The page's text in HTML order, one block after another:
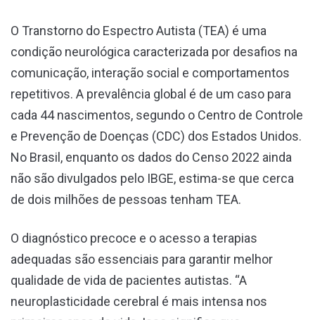
O Transtorno do Espectro Autista (TEA) é uma
condição neurológica caracterizada por desafios na
comunicação, interação social e comportamentos
repetitivos. A prevalência global é de um caso para
cada 44 nascimentos, segundo o Centro de Controle
e Prevenção de Doenças (CDC) dos Estados Unidos.
No Brasil, enquanto os dados do Censo 2022 ainda
não são divulgados pelo IBGE, estima-se que cerca
de dois milhões de pessoas tenham TEA.
O diagnóstico precoce e o acesso a terapias
adequadas são essenciais para garantir melhor
qualidade de vida de pacientes autistas. “A
neuroplasticidade cerebral é mais intensa nos